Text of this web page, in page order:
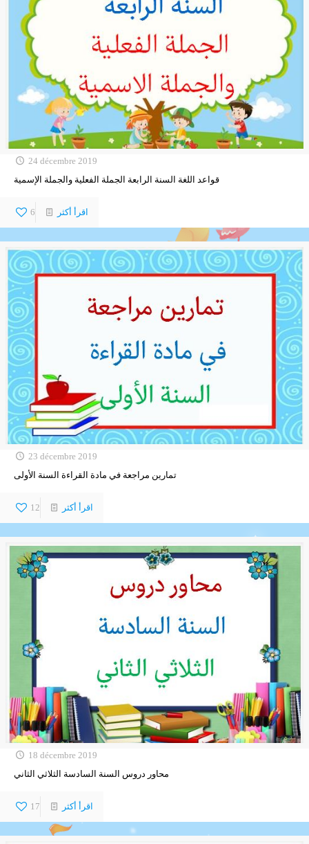
24 décembre 2019
قواعد اللغة السنة الرابعة الجملة الفعلية والجملة الإسمية
6 اقرأ أكثر
23 décembre 2019
تمارين مراجعة في مادة القراءة السنة الأولى
12 اقرأ أكثر
18 décembre 2019
محاور دروس السنة السادسة الثلاثي الثاني
17 اقرأ أكثر